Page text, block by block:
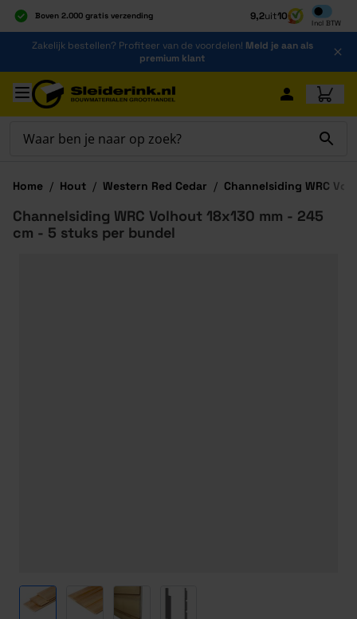
Boven 2.000 gratis verzending
Al 40 jaar dé specialist
Alles onder één dak
9,2uit10
Incl BTW
Inclusief
Ga naar de inhoud
Zakelijk bestellen? Profiteer van de voordelen! Meld je aan als
premium klant
Ga naar hoofdinhoud
Home / Hout / Western Red Cedar / Channelsiding WRC
View larger image
View larger imageView larger image
Channelsiding WRC Volhout 18x130 mm - 245
cm - 5 stuks per bundel